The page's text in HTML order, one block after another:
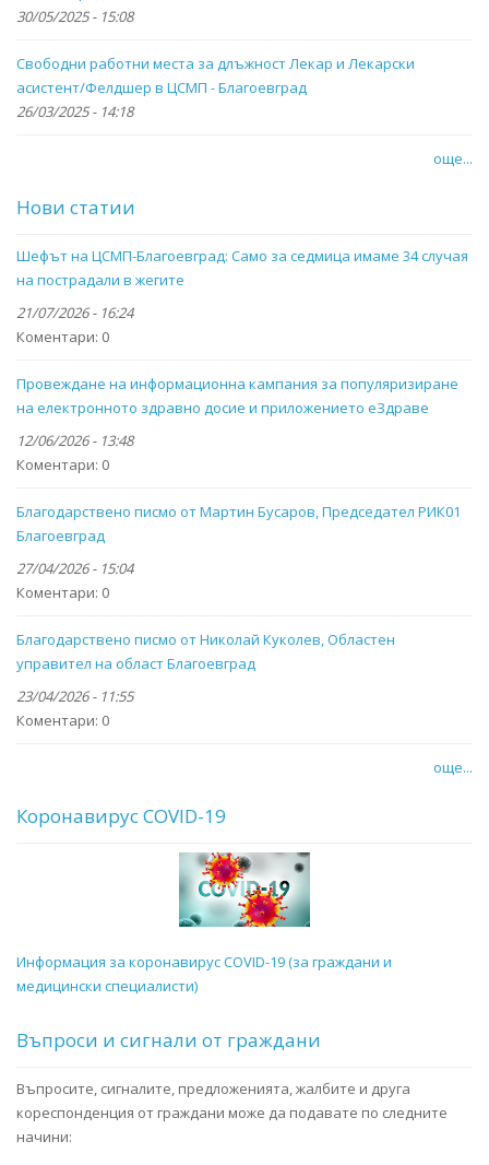
30/05/2025 - 15:08
Свободни работни места за длъжност Лекар и Лекарски
асистент/Фелдшер в ЦСМП - Благоевград
26/03/2025 - 14:18
още...
Нови статии
Шефът на ЦСМП-Благоевград: Само за седмица имаме 34 случая
на пострадали в жегите
21/07/2026 - 16:24
Коментари: 0
Провеждане на информационна кампания за популяризиране
на електронното здравно досие и приложението eЗдраве
12/06/2026 - 13:48
Коментари: 0
Благодарствено писмо от Мартин Бусаров, Председател РИК01
Благоевград
27/04/2026 - 15:04
Коментари: 0
Благодарствено писмо от Николай Куколев, Областен
управител на област Благоевград
23/04/2026 - 11:55
Коментари: 0
още...
Коронавирус COVID-19
Информация за коронавирус COVID-19 (за граждани и
медицински специалисти)
Въпроси и сигнали от граждани
Въпросите, сигналите, предложенията, жалбите и друга
кореспонденция от граждани може да подавате по следните
начини: